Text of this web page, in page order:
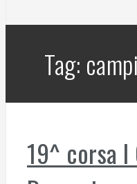
Tag:
19^ corsa